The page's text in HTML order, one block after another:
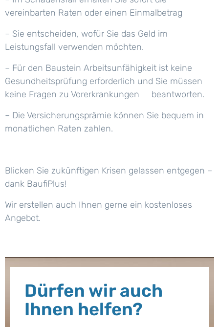
vereinbarten Raten oder einen Einmalbetrag
– Sie entscheiden, wofür Sie das Geld im
Leistungsfall verwenden möchten.
– Für den Baustein Arbeitsunfähigkeit ist keine
Gesundheitsprüfung erforderlich und Sie müssen
keine Fragen zu Vorerkrankungen beantworten.
– Die Versicherungsprämie können Sie bequem in
monatlichen Raten zahlen.
Blicken Sie zukünftigen Krisen gelassen entgegen –
dank BaufiPlus!
Wir erstellen auch Ihnen gerne ein kostenloses
Angebot.
Dürfen wir auch
Ihnen helfen?